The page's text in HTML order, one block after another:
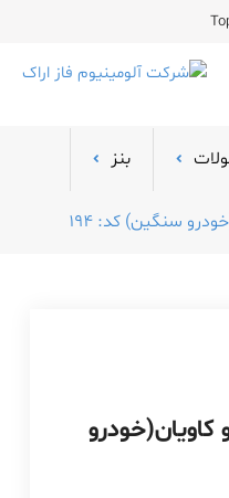
اراک
بنز
و کاویان(خودرو